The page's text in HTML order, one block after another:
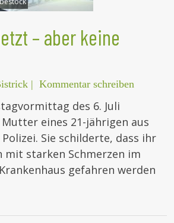
– aber keine
| Kommentar schreiben
des 6. Juli
eines 21-jährigen aus
Sie schilderte, dass ihr
mit starken Schmerzen im
gefahren werden